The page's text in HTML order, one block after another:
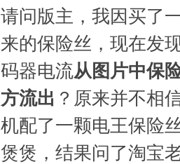
请问版主，我因买了
来的保险丝，现在发
码器电流从图片中保
方流出 ？原来并不相
机配了一颗电王保险
煲煲，结果问了淘宝